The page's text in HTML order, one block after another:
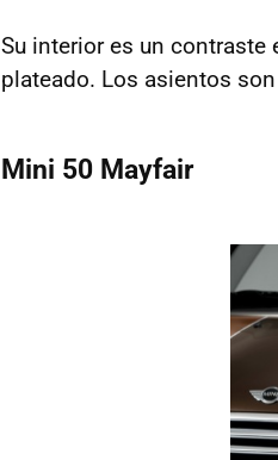
Su interior es un
plateado. Los asientos
Mini 50 Mayfair